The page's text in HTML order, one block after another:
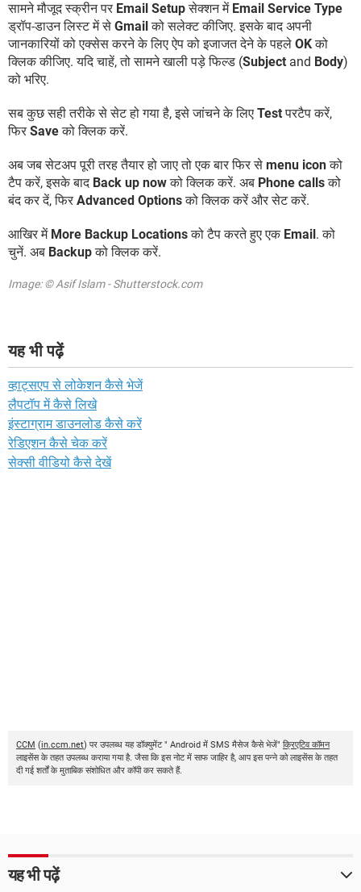
सामने मौजूद स्क्रीन पर Email Setupसेक्शन में Email Service Type
ड्रॉप-डाउन लिस्ट में से Gmailको सलेक्ट कीजिए. इसके बाद अपनी
जानकारियों को एक्सेस करने के लिए ऐप को इजाजत देने के पहले OKको
क्लिक कीजिए. यदि चाहें, तो सामने खाली पड़े फिल्ड (Subject and Body)
को भरिए.
सब कुछ सही तरीके से सेट हो गया है, इसे जांचने के लिए Testपरटैप करें,
फिर Saveको क्लिक करें.
अब जब सेटअप पूरी तरह तैयार हो जाए तो एक बार फिर से menu iconको
टैप करें, इसके बाद Back up nowको क्लिक करें. अब Phone callsको
बंद कर दें, फिर Advanced Optionsको क्लिक करें और सेट करें.
आखिर में More Backup Locationsको टैप करते हुए एक Email. को
चुनें. अब Backupको क्लिक करें.
Image: © Asif Islam - Shutterstock.com
यह भी पढ़ें
व्हाट्सएप से लोकेशन कैसे भेजें
लैपटॉप में कैसे लिखे
इंस्टाग्राम डाउनलोड कैसे करें
रेडिएशन कैसे चेक करें
सेक्सी वीडियो कैसे देखें
CCM (in.ccm.net) पर उपलब्ध यह डॉक्युमेंट " Android में SMS मैसेज कैसे भेजें" क्रिएटिव कॉमन
लाइसेंस के तहत उपलब्ध कराया गया है. जैसा कि इस नोट में साफ जाहिर है, आप इस पन्ने को लाइसेंस के तहत
दी गई शर्तों के मुताबिक संशोधित और कॉपी कर सकते हैं.
यह भी पढ़ें